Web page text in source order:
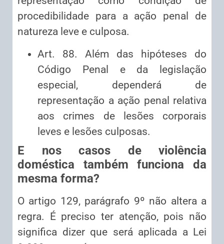
procedibilidade para a ação penal de
natureza leve e culposa.
Art. 88. Além das hipóteses do
Código Penal e da legislação
especial, dependerá de
representação a ação penal relativa
aos crimes de lesões corporais
leves e lesões culposas.
E nos casos de violência
doméstica também funciona da
mesma forma?
O artigo 129, parágrafo 9º não altera a
regra. É preciso ter atenção, pois não
significa dizer que será aplicada a Lei